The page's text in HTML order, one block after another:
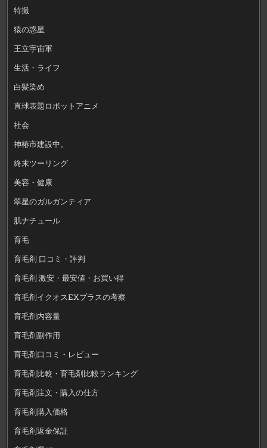
特撮
猿の惑星
王立宇宙軍
生活・ライフ
白髪染め
直球表題ロボットアニメ
社会
神椿市建設中。
終末ツーリング
美容・健康
翠星のガルガンティア
肌ナチュール
育毛
育毛剤 口コミ・評判
育毛剤 激安・最安値・お買い得
育毛剤イクオスEXプラスの考察
育毛剤内容量
育毛剤副作用
育毛剤口コミ・レビュー
育毛剤比較・育毛剤比較ランキング
育毛剤注文・購入の仕方
育毛剤購入価格
育毛剤返金保証